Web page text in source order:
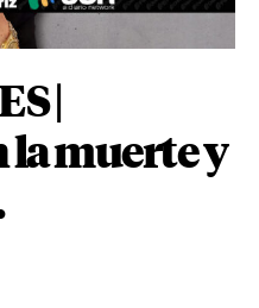
|
la muerte y